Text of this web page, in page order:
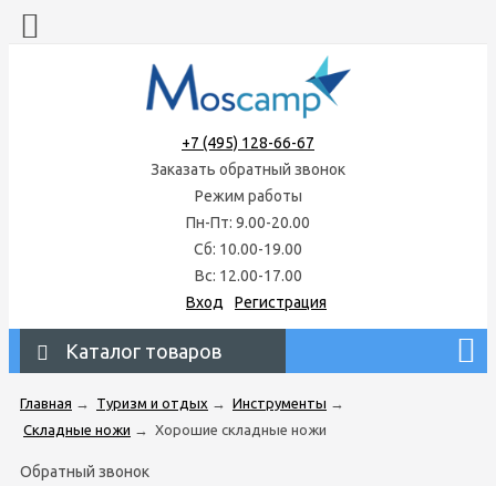
+7 (495) 128-66-67
Заказать обратный звонок
Режим работы
Пн-Пт: 9.00-20.00
Сб: 10.00-19.00
Вс: 12.00-17.00
Вход
Регистрация
Каталог товаров
Главная → Туризм и отдых → Инструменты →
Складные ножи → Хорошие складные ножи
Обратный звонок